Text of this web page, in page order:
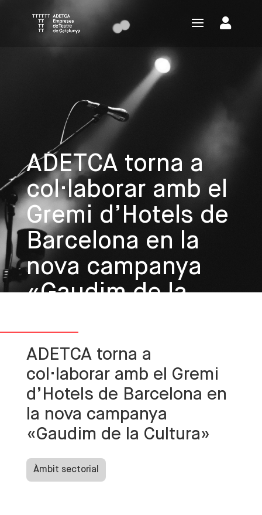
ADETCA torna a
col·laborar amb el
Gremi d’Hotels de
Barcelona en la
nova campanya
«Gaudim de la
ADETCA torna a
col·laborar amb el Gremi
d’Hotels de Barcelona en
la nova campanya
«Gaudim de la Cultura»
Àmbit sectorial